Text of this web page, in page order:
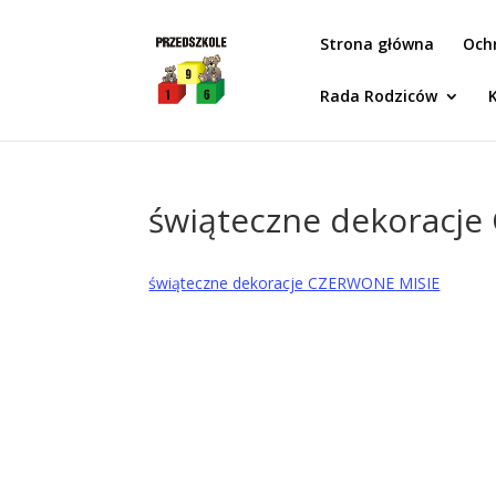
Strona główna
Rada Rodziców
świąteczne dekoracje
świąteczne dekoracje CZERWONE MISIE